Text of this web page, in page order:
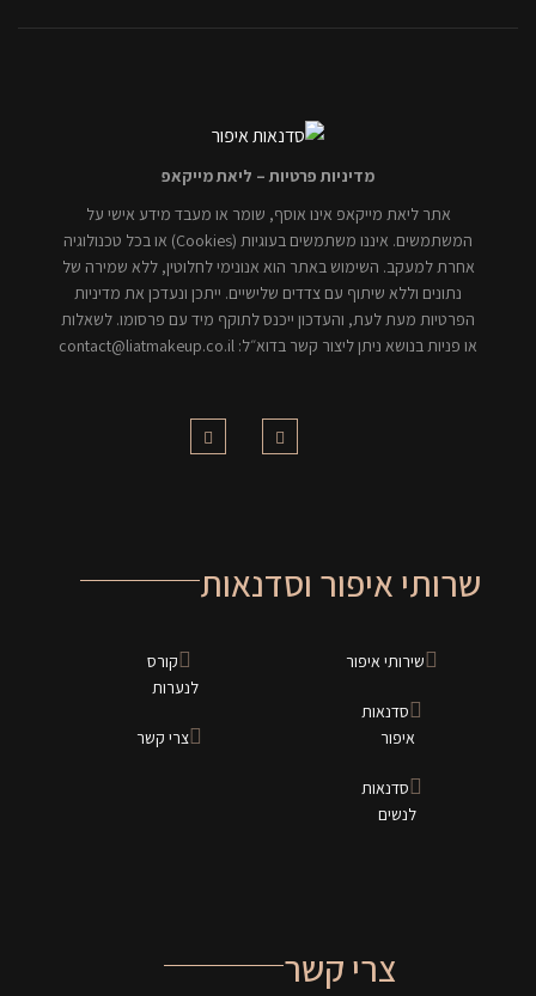
מדיניות פרטיות – ליאת מייקאפ
אתר ליאת מייקאפ אינו אוסף, שומר או מעבד מידע אישי על
המשתמשים. איננו משתמשים בעוגיות (Cookies) או בכל טכנולוגיה
אחרת למעקב. השימוש באתר הוא אנונימי לחלוטין, ללא שמירה של
נתונים וללא שיתוף עם צדדים שלישיים. ייתכן ונעדכן את מדיניות
הפרטיות מעת לעת, והעדכון ייכנס לתוקף מיד עם פרסומו. לשאלות
או פניות בנושא ניתן ליצור קשר בדוא״ל: contact@liatmakeup.co.il
שרותי איפור וסדנאות
שירותי איפור
סדנאות
איפור
סדנאות
לנשים
קורס
לנערות
צרי קשר
צרי קשר